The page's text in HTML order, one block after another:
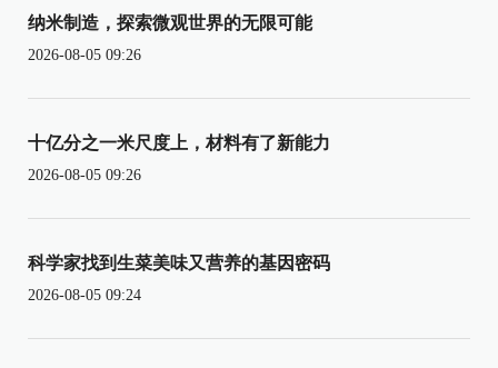
纳米制造，探索微观世界的无限可能
2026-08-05 09:26
十亿分之一米尺度上，材料有了新能力
2026-08-05 09:26
科学家找到生菜美味又营养的基因密码
2026-08-05 09:24